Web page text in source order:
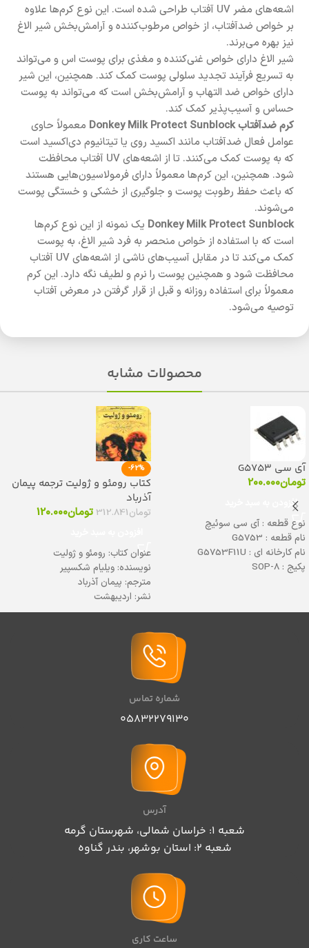
اشعه‌های مضر UV آفتاب طراحی شده است. این نوع کرم‌ها علاوه
بر خواص ضدآفتاب، از خواص مرطوب‌کننده و آرامش‌بخش شیر الاغ
نیز بهره می‌برند.
شیر الاغ دارای خواص غنی‌کننده و مغذی برای پوست اس و می‌تواند
به تسریع فرآیند تجدید سلولی پوست کمک کند. همچنین، این شیر
دارای خواص ضد التهاب و آرامش‌بخش است که می‌تواند به پوست
حساس و آسیب‌پذیر کمک کند.
کرم ضدآفتاب Donkey Milk Protect Sunblock
معمولاً حاوی
عوامل فعال ضدآفتاب مانند اکسید روی یا تیتانیوم دی‌اکسید است
که به پوست کمک می‌کنند. تا از اشعه‌های UV آفتاب محافظت
شود. همچنین، این کرم‌ها معمولاً دارای فرمولاسیون‌هایی هستند
که باعث حفظ رطوبت پوست و جلوگیری از خشکی و خستگی پوست
می‌شوند.
Donkey Milk Protect Sunblock یک نمونه از این نوع کرم‌ها
است که با استفاده از خواص منحصر به فرد شیر الاغ، به پوست
کمک می‌کند تا در مقابل آسیب‌های ناشی از اشعه‌های UV آفتاب
محافظت شود و همچنین پوست را نرم و لطیف نگه دارد. این کرم
معمولاً برای استفاده روزانه و قبل از قرار گرفتن در معرض آفتاب
توصیه می‌شود.
محصولات مشابه
آی سی G5753
تومان200.000
افزودن به سبد خرید
نوع قطعه : آی سی سوئیچ
نام قطعه : G5753
نام کارخانه ای : G5753F11U
پکیج : SOP-8
-62%
کتاب رومئو و ژولیت ترجمه پیمان
آذرباد
تومان312.841 تومان120.000
عنوان کتاب: رومئو و ژولیت
نویسنده: ویلیام شکسپیر
مترجم: پیمان آذرباد
نشر: اردیبهشت
قطع رقعی
موضوع: عاشقانه کلاسیک
نوع جلد شومیز
تعداد صفحات: ۲۰۰ صفحه
شماره تماس
05832279130
آدرس
شعبه 1: خراسان شمالی، شهرستان گرمه
شعبه 2: استان بوشهر، بندر گناوه
ساعت کاری